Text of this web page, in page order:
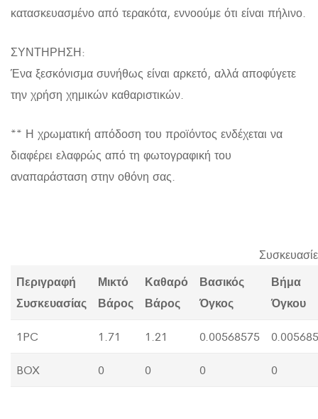
κατασκευασμένο από τερακότα, εννοούμε ότι είναι πήλινο.
ΣΥΝΤΗΡΗΣΗ:
Ένα ξεσκόνισμα συνήθως είναι αρκετό, αλλά αποφύγετε
την χρήση χημικών καθαριστικών.
** Η χρωματική απόδοση του προϊόντος ενδέχεται να
διαφέρει ελαφρώς από τη φωτογραφική του
αναπαράσταση στην οθόνη σας.
Περιγραφή
Συσκευασίας
Μικτό
Βάρος
Καθαρό
Βάρος
Βασικός
Όγκος
Βήμα
Όγκου
1PC 1.71 1.21 0.00568575
BOX 0 0 0 0